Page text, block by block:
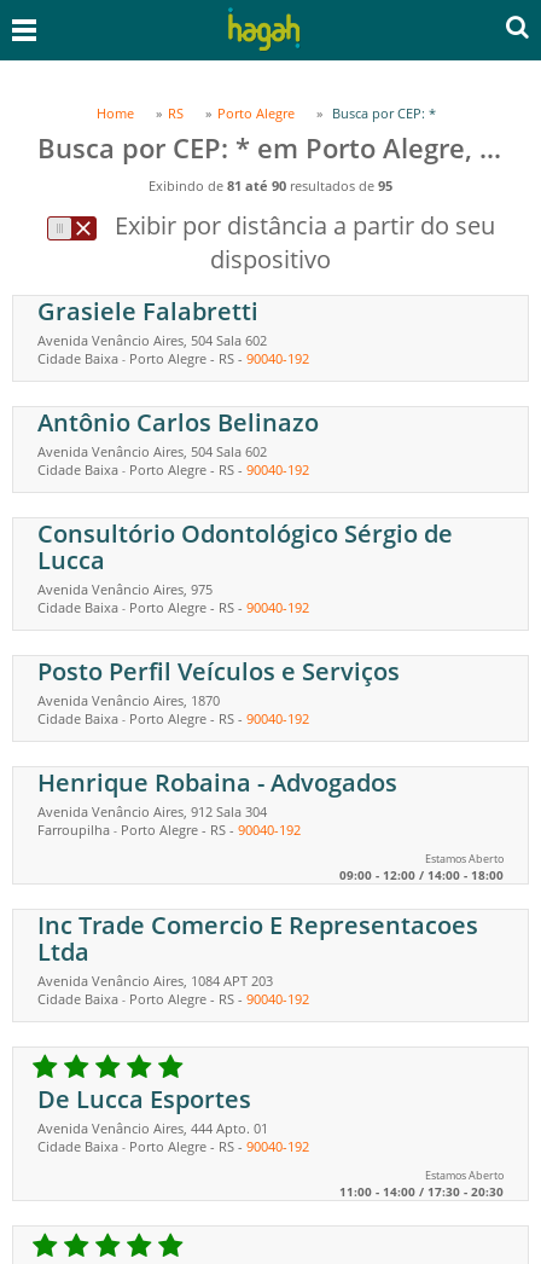
Home RS Porto Alegre Busca por CEP: *
Busca por CEP: * em Porto Alegre, RS
Exibindo de 81 até 90 resultados de 95
Exibir por distância a partir do seu
dispositivo
Grasiele Falabretti
Avenida Venâncio Aires, 504 Sala 602
Cidade Baixa - Porto Alegre - RS - 90040-192
Antônio Carlos Belinazo
Avenida Venâncio Aires, 504 Sala 602
Cidade Baixa - Porto Alegre - RS - 90040-192
Consultório Odontológico Sérgio de
Lucca
Avenida Venâncio Aires, 975
Cidade Baixa - Porto Alegre - RS - 90040-192
Posto Perfil Veículos e Serviços
Avenida Venâncio Aires, 1870
Cidade Baixa - Porto Alegre - RS - 90040-192
Henrique Robaina - Advogados
Avenida Venâncio Aires, 912 Sala 304
Farroupilha - Porto Alegre - RS - 90040-192
Estamos Aberto
09:00 - 12:00 / 14:00 - 18:00
Inc Trade Comercio E Representacoes
Ltda
Avenida Venâncio Aires, 1084 APT 203
Cidade Baixa - Porto Alegre - RS - 90040-192
De Lucca Esportes
Avenida Venâncio Aires, 444 Apto. 01
Cidade Baixa - Porto Alegre - RS - 90040-192
Estamos Aberto
11:00 - 14:00 / 17:30 - 20:30